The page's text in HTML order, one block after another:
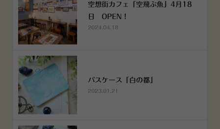
空想街カフェ「空飛ぶ魚」4月18
日 OPEN！
2024.04.18
パスケース「白の都」
2023.01.21